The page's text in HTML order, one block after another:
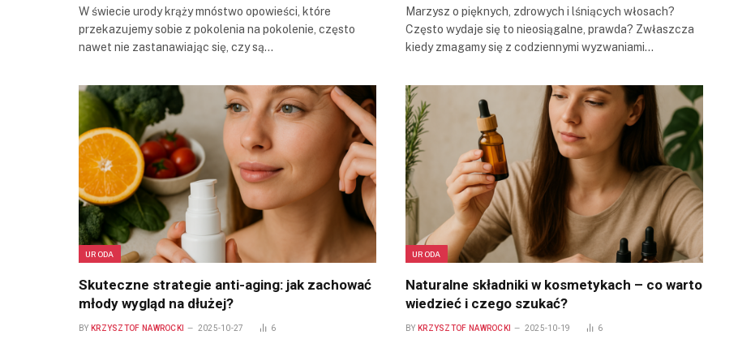
W świecie urody krąży mnóstwo opowieści, które
przekazujemy sobie z pokolenia na pokolenie, często
nawet nie zastanawiając się, czy są…
Marzysz o pięknych, zdrowych i lśniących włosach?
Często wydaje się to nieosiągalne, prawda? Zwłaszcza
kiedy zmagamy się z codziennymi wyzwaniami…
URODA
Skuteczne strategie anti-aging: jak zachować
młody wygląd na dłużej?
BY KRZYSZTOF NAWROCKI 2025-10-27 6
URODA
Naturalne składniki w kosmetykach – co warto
wiedzieć i czego szukać?
BY KRZYSZTOF NAWROCKI 2025-10-19 6